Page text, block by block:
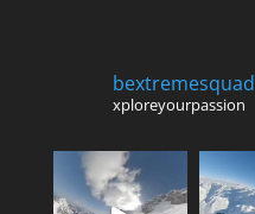
bextremesquad
xploreyourpassion